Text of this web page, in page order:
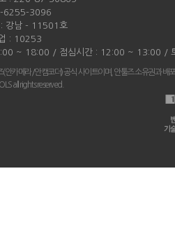
6255-3096
: 강남 - 11501호
: 10253
~ 18:00 / 점심시간 : 12:00 ~ 13:00 /
(안카메라/안캠코더) 공식 사이트이며, 안툴즈 소유권과 배
all rights reserved.